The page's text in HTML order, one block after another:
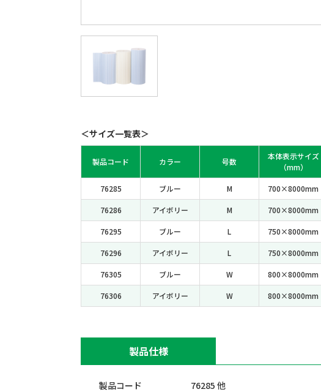
＜サイズ一覧表＞
製品コード カラー 号数
本体表示サイズ
（mm）
76285 ブルー M 700×8000mm
76286 アイボリー M 700×8000mm
76295 ブルー L 750×8000mm
76296 アイボリー L 750×8000mm
76305 ブルー W 800×8000mm
76306 アイボリー W 800×8000mm
製品仕様
製品コード 76285 他